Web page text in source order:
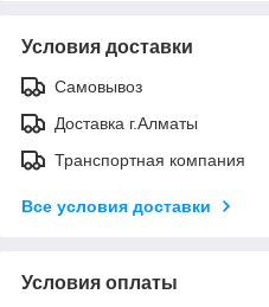
Условия доставки
Самовывоз
Доставка г.Алматы
Транспортная компания
Все условия доставки
Условия оплаты